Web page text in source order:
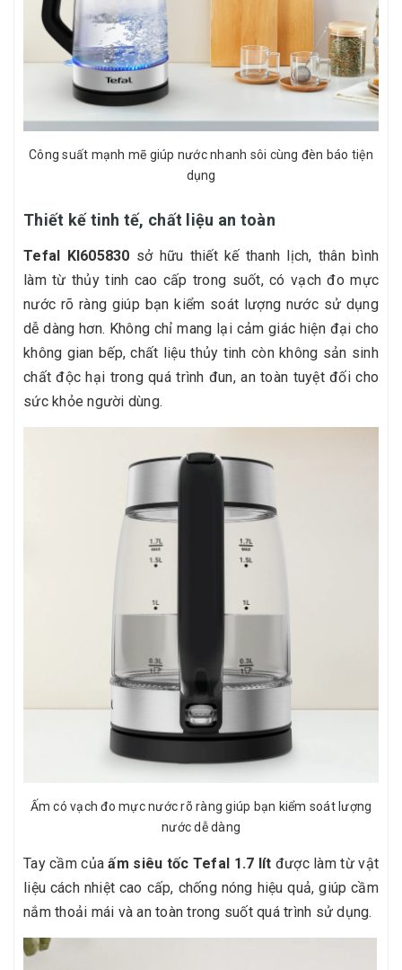
Công suất mạnh mẽ giúp nước nhanh sôi cùng đèn báo tiện
dụng
Thiết kế tinh tế, chất liệu an toàn
Tefal KI605830 sở hữu thiết kế thanh lịch, thân bình
làm từ thủy tinh cao cấp trong suốt, có vạch đo mực
nước rõ ràng giúp bạn kiểm soát lượng nước sử dụng
dễ dàng hơn. Không chỉ mang lại cảm giác hiện đại cho
không gian bếp, chất liệu thủy tinh còn không sản sinh
chất độc hại trong quá trình đun, an toàn tuyệt đối cho
sức khỏe người dùng.
Ấm có vạch đo mực nước rõ ràng giúp bạn kiểm soát lượng
nước dễ dàng
Tay cầm củaấm siêu tốc Tefal 1.7 lít được làm từ vật
liệu cách nhiệt cao cấp, chống nóng hiệu quả, giúp cầm
nắm thoải mái và an toàn trong suốt quá trình sử dụng.